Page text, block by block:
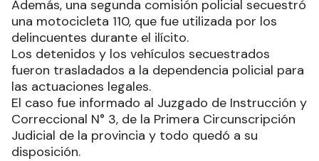
Además, una segunda comisión policial secuestró
una motocicleta 110, que fue utilizada por los
delincuentes durante el ilícito.
Los detenidos y los vehículos secuestrados
fueron trasladados a la dependencia policial para
las actuaciones legales.
El caso fue informado al Juzgado de Instrucción y
Correccional N° 3, de la Primera Circunscripción
Judicial de la provincia y todo quedó a su
disposición.